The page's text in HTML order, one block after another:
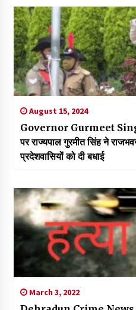
August 15, 2024
Governor Gurmeet
पर राज्यपाल गुरमीत सिंह ने
प्रदेशवासियों को दी बधाई
March 3, 2022